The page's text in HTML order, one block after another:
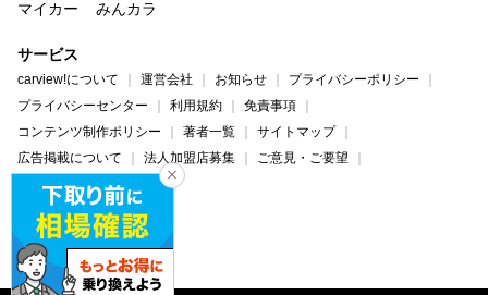
マイカー
みんカラ
サービス
carview!について 運営会社 お知らせ
プライバシーポリシー
プライバシーセンター
利用規約
免責事項
コンテンツ制作ポリシー
著者一覧
サイトマップ
広告掲載について
法人加盟店募集
ご意見・ご要望
ヘルプ・お問い合わせ
carview! Yahoo! JAPAN